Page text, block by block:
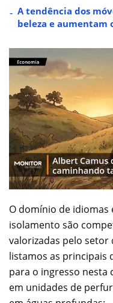
A tendência dos
beleza e aumentam
O domínio de idiomas
isolamento são
valorizadas pelo setor
listamos as principais
para o ingresso nesta
em unidades de